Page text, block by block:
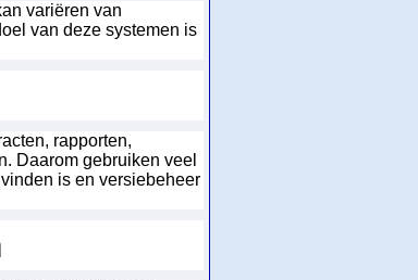
variëren van
van deze systemen is
rapporten,
Daarom gebruiken veel
is en versiebeheer